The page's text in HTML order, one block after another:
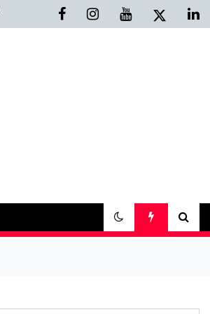
Cetak Buku Yasin Online